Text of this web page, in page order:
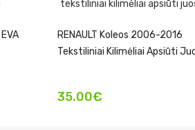
RENAULT Koleos 2006-2016
Tekstiliniai Kilimėliai Apsiūti
35.00€